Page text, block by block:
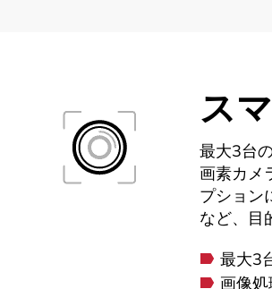
ス
最大3台
画素カメ
プション
など、目
最大3
画像処